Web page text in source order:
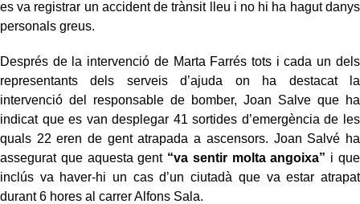
es va registrar un accident de trànsit lleu i no hi ha hagut danys
personals greus.
Després de la intervenció de Marta Farrés tots i cada un dels
representants dels serveis d’ajuda on ha destacat la
intervenció del responsable de bomber, Joan Salve que ha
indicat que es van desplegar 41 sortides d’emergència de les
quals 22 eren de gent atrapada a ascensors. Joan Salvé ha
assegurat que aquesta gent “va sentir molta angoixa” i que
inclús va haver-hi un cas d’un ciutadà que va estar atrapat
durant 6 hores al carrer Alfons Sala.